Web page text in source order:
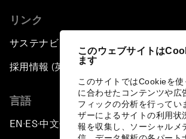
このウェブサイトは
ます
このサイトではCookieを
に合わせたコンテンツや広
フィックの分析を行ってい
ザーによるサイトの利用状
報を収集し、ソーシャルメ
リンク
サステナビリティへの取り組み
採用情報 (英語のみ)
言語
EN ▪ES▪中文▪ 日本語